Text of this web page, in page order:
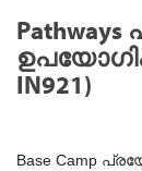
IN921)
Base Camp